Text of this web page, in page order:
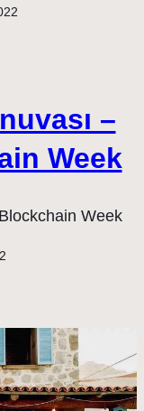
–
Week